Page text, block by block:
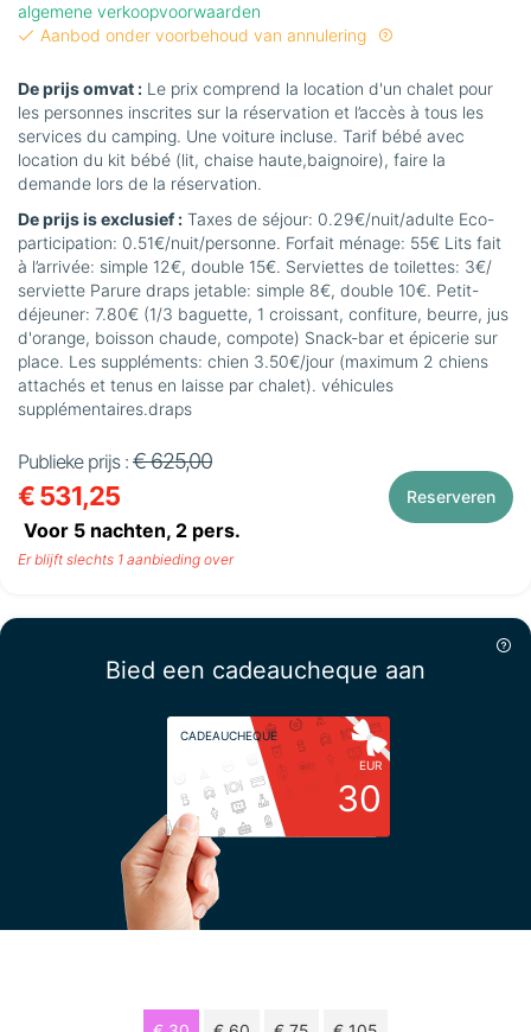
algemene verkoopvoorwaarden
Aanbod onder voorbehoud van annulering
De prijs omvat : Le prix comprend la location d'un chalet pour
les personnes inscrites sur la réservation et l’accès à tous les
services du camping. Une voiture incluse. Tarif bébé avec
location du kit bébé (lit, chaise haute,baignoire), faire la
demande lors de la réservation.
De prijs is exclusief : Taxes de séjour: 0.29€/nuit/adulte Eco-
participation: 0.51€/nuit/personne. Forfait ménage: 55€ Lits fait
à l’arrivée: simple 12€, double 15€. Serviettes de toilettes: 3€/
serviette Parure draps jetable: simple 8€, double 10€. Petit-
déjeuner: 7.80€ (1/3 baguette, 1 croissant, confiture, beurre, jus
d'orange, boisson chaude, compote) Snack-bar et épicerie sur
place. Les suppléments: chien 3.50€/jour (maximum 2 chiens
attachés et tenus en laisse par chalet). véhicules
supplémentaires.draps
Publieke prijs : € 625,00
€ 531,25
Voor 5 nachten, 2 pers.
Reserveren
Er blijft slechts 1 aanbieding over
Bied een cadeaucheque aan
CADEAUCHEQUE
EUR
30